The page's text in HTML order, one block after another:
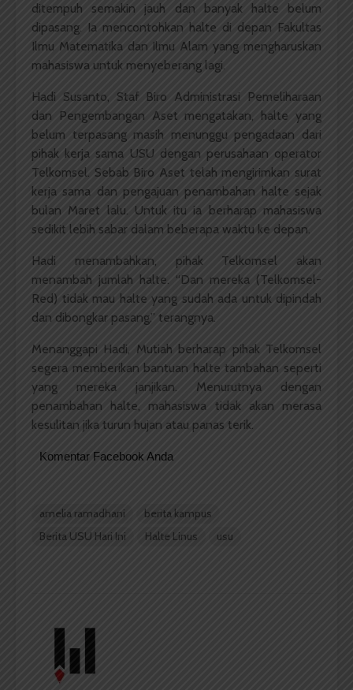
ditempuh semakin jauh dan banyak halte belum
dipasang. Ia mencontohkan halte di depan Fakultas
Ilmu Matematika dan Ilmu Alam yang mengharuskan
mahasiswa untuk menyeberang lagi.
Hadi Susanto, Staf Biro Administrasi Pemeliharaan
dan Pengembangan Aset mengatakan, halte yang
belum terpasang masih menunggu pengadaan dari
pihak kerja sama USU dengan perusahaan operator
Telkomsel. Sebab Biro Aset telah mengirimkan surat
kerja sama dan pengajuan penambahan halte sejak
bulan Maret lalu. Untuk itu ia berharap mahasiswa
sedikit lebih sabar dalam beberapa waktu ke depan.
Hadi menambahkan, pihak Telkomsel akan
menambah jumlah halte. “Dan mereka (Telkomsel-
Red) tidak mau halte yang sudah ada untuk dipindah
dan dibongkar pasang,” terangnya.
Menanggapi Hadi, Mutiah berharap pihak Telkomsel
segera memberikan bantuan halte tambahan seperti
yang mereka janjikan. Menurutnya dengan
penambahan halte, mahasiswa tidak akan merasa
kesulitan jika turun hujan atau panas terik.
Komentar Facebook Anda
amelia ramadhani
berita kampus
Berita USU Hari Ini
Halte Linus usu